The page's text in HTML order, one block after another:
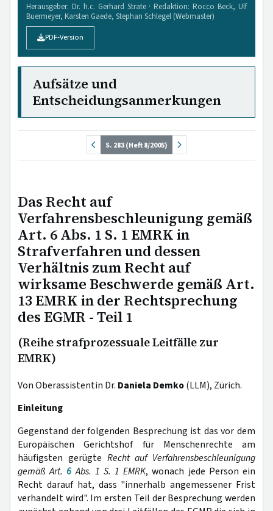
Herausgeber: Dr. h.c. Gerhard Strate · Redaktion: Rocco Beck, Ulf
Buermeyer, Karsten Gaede, Stephan Schlegel (Webmaster)
PDF-Version
Aufsätze und
Entscheidungsanmerkungen
S. 283 (Heft 8/2005)
Das Recht auf
Verfahrensbeschleunigung gemäß
Art. 6 Abs. 1 S. 1 EMRK in
Strafverfahren und dessen
Verhältnis zum Recht auf
wirksame Beschwerde gemäß Art.
13 EMRK in der Rechtsprechung
des EGMR - Teil 1
(Reihe strafprozessuale Leitfälle zur
EMRK)
Von Oberassistentin Dr. Daniela Demko(LLM), Zürich.
Einleitung
Gegenstand der folgenden Besprechung ist das vor dem
Europäischen Gerichtshof für Menschenrechte am
häufigsten gerügte Recht auf Verfahrensbeschleunigung
gemäß Art.6Abs. 1 S. 1 EMRK, wonach jede Person ein
Recht darauf hat, dass "innerhalb angemessener Frist
verhandelt wird". Im ersten Teil der Besprechung werden